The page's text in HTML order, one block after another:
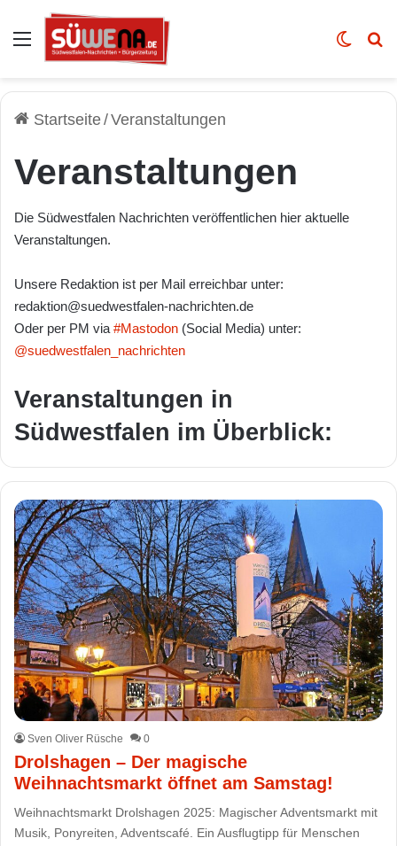
Auswahl Skin
Startseite/Veranstaltungen
Veranstaltungen
Die Südwestfalen Nachrichten veröffentlichen hier aktuelle
Veranstaltungen.
Unsere Redaktion ist per Mail erreichbar unter:
redaktion@suedwestfalen-nachrichten.de
Oder per PM via #Mastodon (Social Media) unter:
@suedwestfalen_nachrichten
Veranstaltungen in
Südwestfalen im Überblick:
Sven Oliver Rüsche 0
Drolshagen – Der magische
Weihnachtsmarkt öffnet am Samstag!
Weihnachtsmarkt Drolshagen 2025: Magischer Adventsmarkt mit
Musik, Ponyreiten, Adventscafé. Ein Ausflugtipp für Menschen